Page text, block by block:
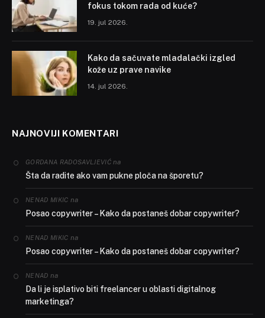
fokus tokom rada od kuće?
19. jul 2026.
Kako da sačuvate mladalački izgled
kože uz prave navike
14. jul 2026.
NAJNOVIJI KOMENTARI
GORDANA RADOSAVLJEVIĆna
Šta da radite ako vam pukne ploča na šporetu?
NENAD MIKIC na
Posao copywriter – Kako da postaneš dobar copywriter?
NENAD MIKIC na
Posao copywriter – Kako da postaneš dobar copywriter?
NENAD na
Da li je isplativo biti freelancer u oblasti digitalnog
marketinga?